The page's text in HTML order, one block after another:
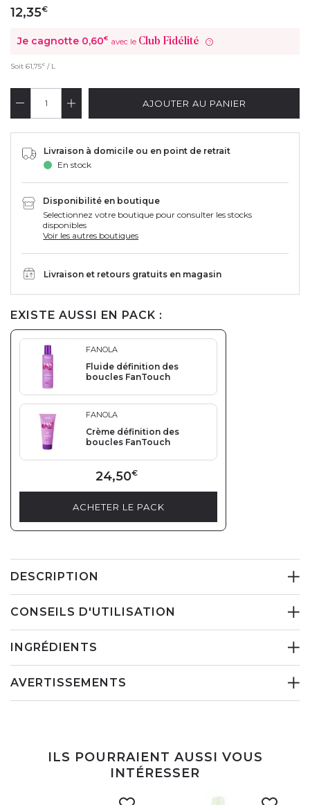
12,35€
Je cagnotte 0,60€ avec le Club Fidélité ?
Soit 61,75€ / L
AJOUTER AU PANIER
Livraison à domicile ou en point de retrait
En stock
Disponibilité en boutique
Selectionnez votre boutique pour consulter les stocks
disponibles
Voir les autres boutiques
Livraison et retours gratuits en magasin
EXISTE AUSSI EN PACK :
FANOLA
Fluide définition des
boucles FanTouch
FANOLA
Crème définition des
boucles FanTouch
24,50€
ACHETER LE PACK
DESCRIPTION
CONSEILS D'UTILISATION
INGRÉDIENTS
AVERTISSEMENTS
ILS POURRAIENT AUSSI VOUS
INTÉRESSER